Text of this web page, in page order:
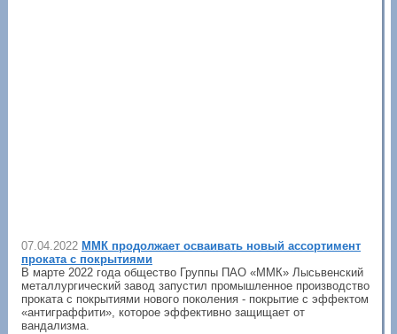
07.04.2022 ММК продолжает осваивать новый ассортимент
проката с покрытиями
В марте 2022 года общество Группы ПАО «ММК» Лысьвенский
металлургический завод запустил промышленное производство
проката с покрытиями нового поколения - покрытие с эффектом
«антиграффити», которое эффективно защищает от
вандализма.